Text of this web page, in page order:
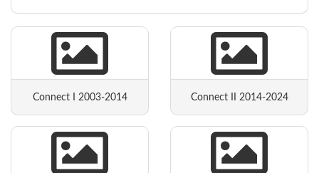
Connect I 2003-2014 Connect II 2014-2024